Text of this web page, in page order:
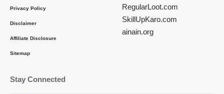
Privacy Policy
Disclaimer
Affiliate Disclosure
Sitemap
RegularLoot.com
SkillUpKaro.com
ainain.org
Stay Connected